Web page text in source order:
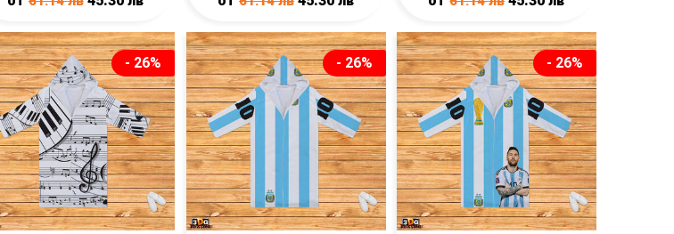
- 26% - 26% - 26%